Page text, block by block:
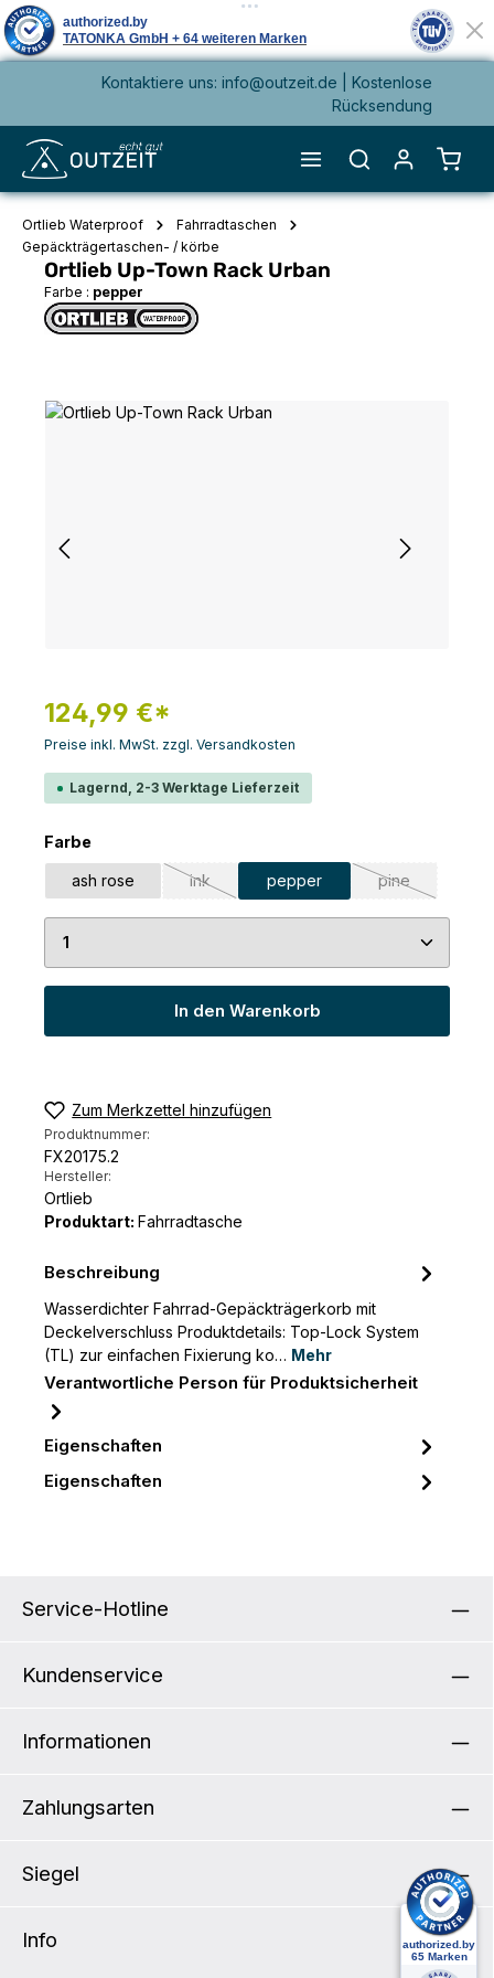
springenKontaktiere uns: info@outzeit.de | Kostenlose
Rücksendung
Ortlieb Waterproof
Fahrradtaschen
Gepäckträgertaschen- / körbe
Ortlieb Up-Town Rack Urban
Farbe : pepper
Bildergalerie überspringen
124,99 €*
Preise inkl. MwSt. zzgl. Versandkosten
Lagernd, 2-3 Werktage Lieferzeit
Farbeauswählen
ash rose ink
(Diese Option ist zurzeit nicht verfügbar.)
pepper pine
(Diese Option
Produkt Anzahl: Gib den gewünschten Wert
In den Warenkorb
Zum Merkzettel hinzufügen
Produktnummer:
FX20175.2
Hersteller:
Ortlieb
Produktart: Fahrradtasche
Beschreibung
Wasserdichter Fahrrad-Gepäckträgerkorb mit
Deckelverschluss Produktdetails: Top-Lock System
(TL) zur einfachen Fixierung ko… Mehr
Verantwortliche Person für Produktsicherheit
Eigenschaften
Eigenschaften
Service-Hotline
Kundenservice
Informationen
Zahlungsarten
Siegel
Info